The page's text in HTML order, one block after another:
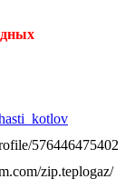
576446475402
zip.teplogaz/